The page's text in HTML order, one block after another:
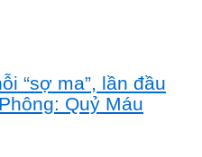
“sợ ma”, lần đầu
Quỷ Máu